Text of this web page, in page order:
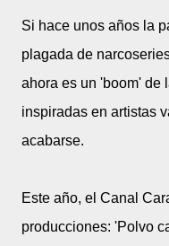
Si hace unos años la
plagada de
ahora es un 'boom' de
inspiradas en artistas
acabarse.
Este año, el Canal
producciones: 'Polvo